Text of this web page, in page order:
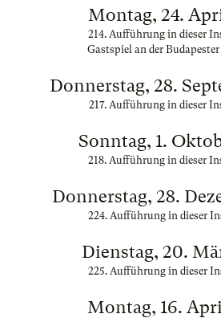
Montag, 24.
214. Aufführung in dieser
Gastspiel an der
Donnerstag, 28.
217. Aufführung in dieser
Sonntag, 1.
218. Aufführung in dieser
Donnerstag, 28.
224. Aufführung in dieser
Dienstag, 20.
225. Aufführung in dieser
Montag, 16.